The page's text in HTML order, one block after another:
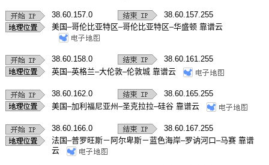
38.60.157.0
38.60.157.255
美国–哥伦比亚特区–哥伦比亚特区–华盛顿 靠谱云
38.60.158.0
38.60.161.255
英国–英格兰–大伦敦–伦敦城 靠谱云
38.60.162.0
38.60.165.255
美国–加利福尼亚州–圣克拉拉–硅谷 靠谱云
38.60.166.0
38.60.167.255
法国–普罗旺斯－阿尔卑斯－蓝色海岸–罗讷河口–马赛 靠谱
云